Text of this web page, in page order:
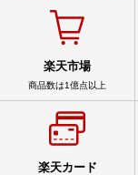
楽天市場
商品数は1億点以上
楽天カード